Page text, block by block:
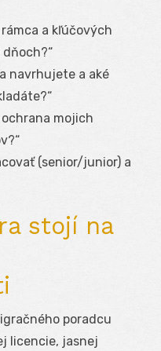
a kľúčových
navrhujete a aké
mojich
(senior/junior) a
stojí na
poradcu
licencie, jasnej